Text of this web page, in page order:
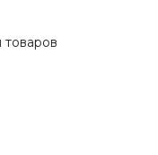
товаров